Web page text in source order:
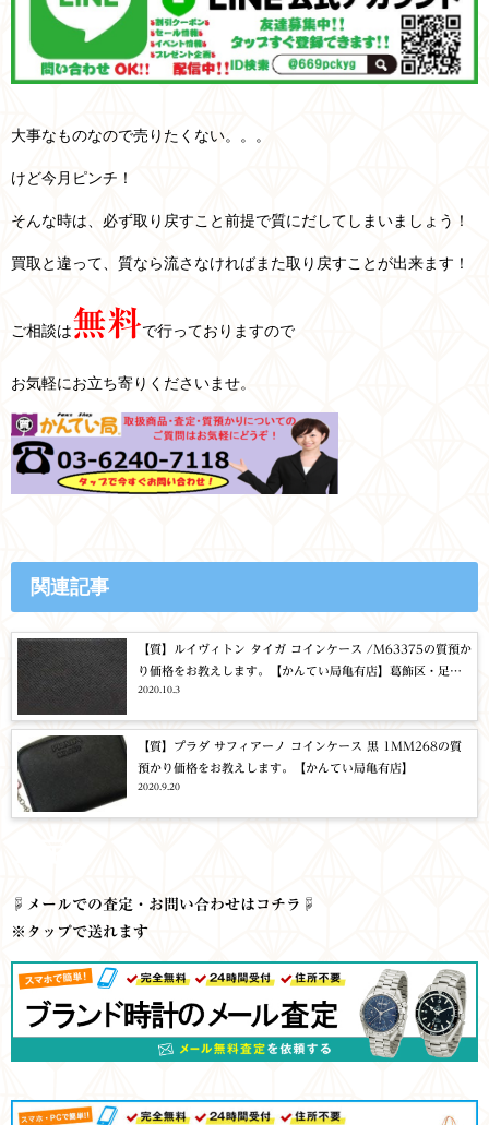
大事なものなので売りたくない。。。
けど今月ピンチ！
そんな時は、必ず取り戻すこと前提で質にだしてしまいましょう！
買取と違って、質なら流さなければまた取り戻すことが出来ます！
ご相談は無料で行っておりますので
お気軽にお立ち寄りくださいませ。
関連記事
【質】ルイヴィトン タイガ コインケース /M63375の質預か
り価格をお教えします。【かんてい局亀有店】葛飾区・足立
区・江戸川区・松戸市
2020.10.3
【質】プラダ サフィアーノ コインケース 黒 1MM268の質
預かり価格をお教えします。【かんてい局亀有店】
2020.9.20
☟ メールでの査定・お問い合わせはコチラ☟
※タップで送れます